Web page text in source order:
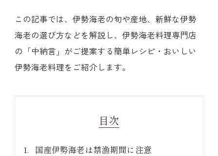
この記事では、伊勢海老の旬や産地、新鮮な伊勢
海老の選び方などを解説し、伊勢海老料理専門店
の「中納言」がご提案する簡単レシピ・おいしい
伊勢海老料理をご紹介します。
目次
国産伊勢海老は禁漁期間に注意